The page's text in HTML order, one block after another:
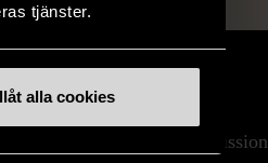
tjänster.
alla cookies
Stockholms Stadsmission